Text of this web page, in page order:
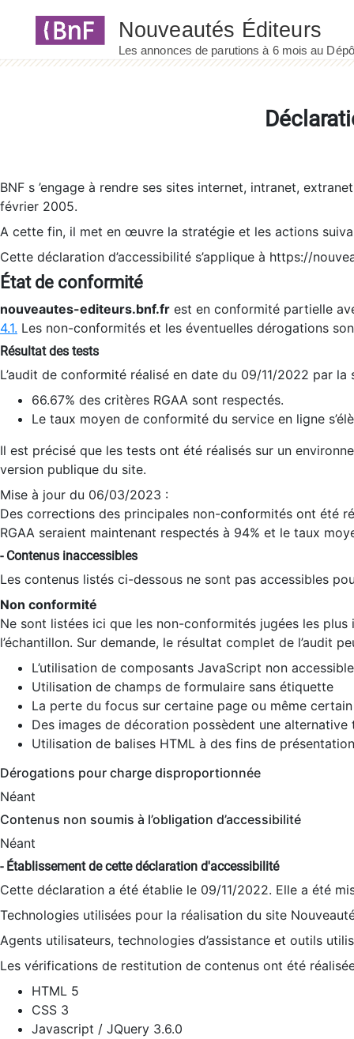
BNF s ’engage à rendre ses sites internet, intranet,
février 2005.
A cette fin, il met en œuvre la stratégie et les actions
Cette déclaration d’accessibilité s’applique à https://
État de conformité
nouveautes-editeurs.bnf.fr est en conformité partielle
4.1. Les non-conformités et les éventuelles dérogations
Résultat des tests
L’audit de conformité réalisé en date du 09/11/2022 par
66.67% des critères RGAA sont respectés.
Le taux moyen de conformité du service en ligne
Il est précisé que les tests ont été réalisés sur un
version publique du site.
Mise à jour du 06/03/2023 :
Des corrections des principales non-conformités ont été
RGAA seraient maintenant respectés à 94% et le taux
- Contenus inaccessibles
Les contenus listés ci-dessous ne sont pas accessibles
Non conformité
Ne sont listées ici que les non-conformités jugées les
l’échantillon. Sur demande, le résultat complet de l’audit
L’utilisation de composants JavaScript non
Utilisation de champs de formulaire sans étiquette
La perte du focus sur certaine page ou même
Des images de décoration possèdent une alternative
Utilisation de balises HTML à des fins de
Dérogations pour charge disproportionnée
Néant
Contenus non soumis à l’obligation d’accessibilité
Néant
- Établissement de cette déclaration d'accessibilité
Cette déclaration a été établie le 09/11/2022. Elle a été
Technologies utilisées pour la réalisation du site
Agents utilisateurs, technologies d’assistance et outils
Les vérifications de restitution de contenus ont été
HTML 5
CSS 3
Javascript / JQuery 3.6.0